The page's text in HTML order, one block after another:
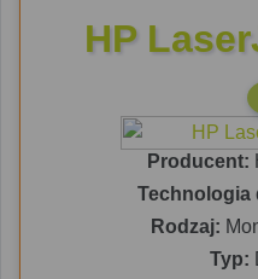
HP
Producent:
Technologia
Rodzaj:
Typ: